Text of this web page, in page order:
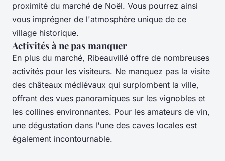
proximité du marché de Noël. Vous pourrez ainsi
vous imprégner de l'atmosphère unique de ce
village historique.
Activités à ne pas manquer
En plus du marché, Ribeauvillé offre de nombreuses
activités pour les visiteurs. Ne manquez pas la visite
des châteaux médiévaux qui surplombent la ville,
offrant des vues panoramiques sur les vignobles et
les collines environnantes. Pour les amateurs de vin,
une dégustation dans l'une des caves locales est
également incontournable.